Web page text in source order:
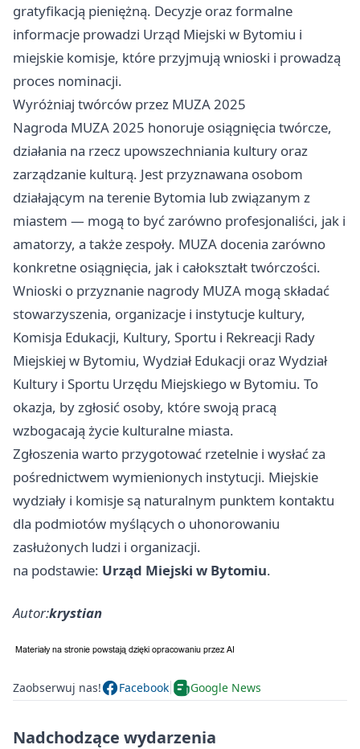
gratyfikacją pieniężną. Decyzje oraz formalne
informacje prowadzi Urząd Miejski w Bytomiu i
miejskie komisje, które przyjmują wnioski i prowadzą
proces nominacji.
Wyróżniaj twórców przez MUZA 2025
Nagroda MUZA 2025 honoruje osiągnięcia twórcze,
działania na rzecz upowszechniania kultury oraz
zarządzanie kulturą. Jest przyznawana osobom
działającym na terenie Bytomia lub związanym z
miastem — mogą to być zarówno profesjonaliści, jak i
amatorzy, a także zespoły. MUZA docenia zarówno
konkretne osiągnięcia, jak i całokształt twórczości.
Wnioski o przyznanie nagrody MUZA mogą składać
stowarzyszenia, organizacje i instytucje kultury,
Komisja Edukacji, Kultury, Sportu i Rekreacji Rady
Miejskiej w Bytomiu, Wydział Edukacji oraz Wydział
Kultury i Sportu Urzędu Miejskiego w Bytomiu. To
okazja, by zgłosić osoby, które swoją pracą
wzbogacają życie kulturalne miasta.
Zgłoszenia warto przygotować rzetelnie i wysłać za
pośrednictwem wymienionych instytucji. Miejskie
wydziały i komisje są naturalnym punktem kontaktu
dla podmiotów myślących o uhonorowaniu
zasłużonych ludzi i organizacji.
na podstawie: Urząd Miejski w Bytomiu.
Autor:krystian
Zaobserwuj nas! Facebook Google News
Nadchodzące wydarzenia